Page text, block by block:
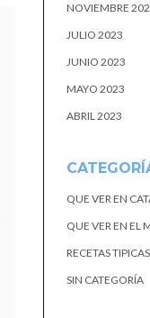
NOVIEMBRE
JULIO 2023
JUNIO 2023
MAYO 2023
ABRIL 2023
QUE VER EN
QUE VER EN EL
RECETAS TIPICAS
SIN CATEGORÍA